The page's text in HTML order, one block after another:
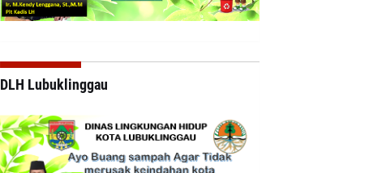
DLH Lubuklinggau